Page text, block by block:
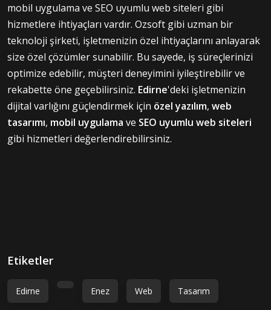
mobil uygulama ve SEO uyumlu web siteleri gibi
hizmetlere ihtiyaçları vardır. Ozsoft gibi uzman bir
teknoloji şirketi, işletmenizin özel ihtiyaçlarını anlayarak
size özel çözümler sunabilir. Bu sayede, iş süreçlerinizi
optimize edebilir, müşteri deneyimini iyileştirebilir ve
rekabette öne geçebilirsiniz. Edirne'deki işletmenizin
dijital varlığını güçlendirmek için özel yazılım, web
tasarımı, mobil uygulama ve SEO uyumlu web siteleri
gibi hizmetleri değerlendirebilirsiniz.
Etiketler
Edirne Enez Web Tasarım